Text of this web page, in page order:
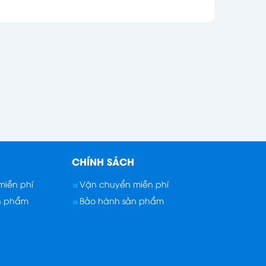
phí
phẩm
CHÍNH SÁCH
Vận chuyển miễn phí
Bảo hành sản phẩm